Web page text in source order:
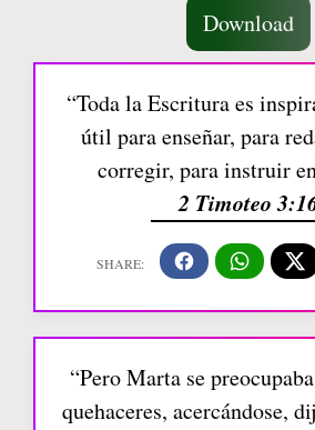
Download
“Toda la Escritura es
útil para enseñar, para
corregir, para instruir
2 Timoteo
“Pero Marta se
quehaceres, acercándose,